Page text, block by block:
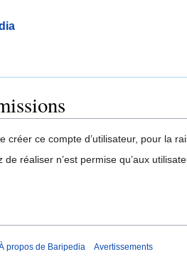
créer ce compte d’utilisateur, pour la
de réaliser n’est permise qu’aux
propos de Baripedia Avertissements